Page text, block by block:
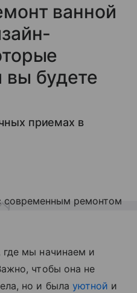
ванной
вы будете
приемах в
мы начинаем и
чтобы она не
но и была уютной и